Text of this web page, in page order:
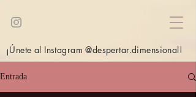
¡Únete al Instagram @despertar.dimensional!
Entrada